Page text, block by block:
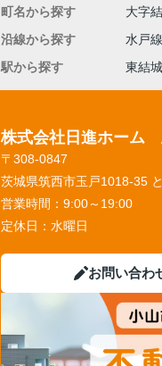
町名から探す
大字
沿線から探す
水戸線
駅から探す
東結城
株式会社日進ホーム
〒308-0847
茨城県筑西市玉戸1018-35
営業時間： 9:00～19:00
定休日： 水曜日
お問い合わ